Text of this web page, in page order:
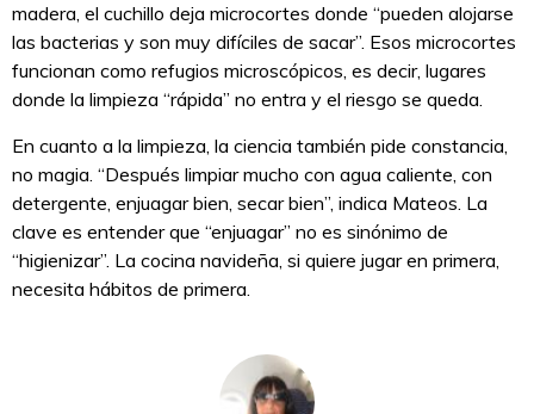
madera, el cuchillo deja microcortes donde “pueden alojarse
las bacterias y son muy difíciles de sacar”. Esos microcortes
funcionan como refugios microscópicos, es decir, lugares
donde la limpieza “rápida” no entra y el riesgo se queda.
En cuanto a la limpieza, la ciencia también pide constancia,
no magia. “Después limpiar mucho con agua caliente, con
detergente, enjuagar bien, secar bien”, indica Mateos. La
clave es entender que “enjuagar” no es sinónimo de
“higienizar”. La cocina navideña, si quiere jugar en primera,
necesita hábitos de primera.